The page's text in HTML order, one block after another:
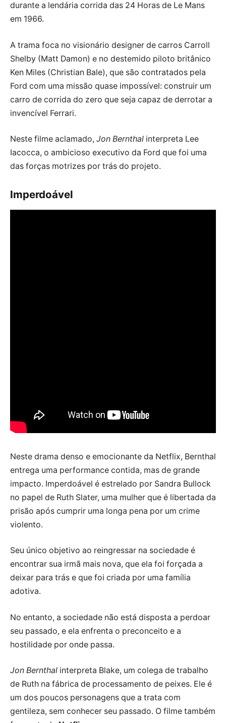
durante a lendária corrida das 24 Horas de Le Mans
em 1966.
A trama foca no visionário designer de carros Carroll
Shelby (Matt Damon) e no destemido piloto britânico
Ken Miles (Christian Bale), que são contratados pela
Ford com uma missão quase impossível: construir um
carro de corrida do zero que seja capaz de derrotar a
invencível Ferrari.
Neste filme aclamado, Jon Bernthal interpreta Lee
Iacocca, o ambicioso executivo da Ford que foi uma
das forças motrizes por trás do projeto.
Imperdoável
Neste drama denso e emocionante da Netflix, Bernthal
entrega uma performance contida, mas de grande
impacto. Imperdoável é estrelado por Sandra Bullock
no papel de Ruth Slater, uma mulher que é libertada da
prisão após cumprir uma longa pena por um crime
violento.
Seu único objetivo ao reingressar na sociedade é
encontrar sua irmã mais nova, que ela foi forçada a
deixar para trás e que foi criada por uma família
adotiva.
No entanto, a sociedade não está disposta a perdoar
seu passado, e ela enfrenta o preconceito e a
hostilidade por onde passa.
Jon Bernthal interpreta Blake, um colega de trabalho
de Ruth na fábrica de processamento de peixes. Ele é
um dos poucos personagens que a trata com
gentileza, sem conhecer seu passado. O filme também